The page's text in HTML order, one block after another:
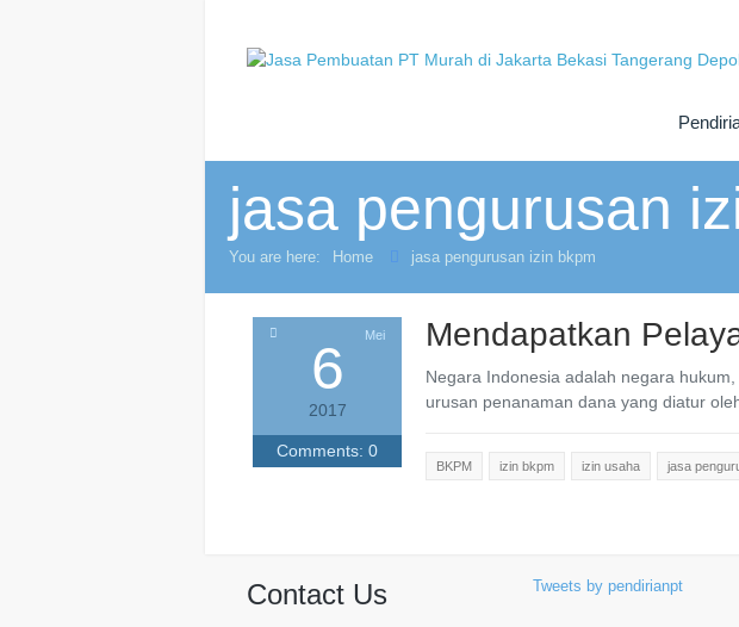
jasa pengurusan
You are here: Home jasa pengurusan izin bkpm
6 Mei
2017
Comments: 0
Mendapatkan
Negara Indonesia adalah negara
urusan penanaman dana yang diatur
BKPM izin bkpm izin usaha jasa
Contact Us Tweets by pendirianpt